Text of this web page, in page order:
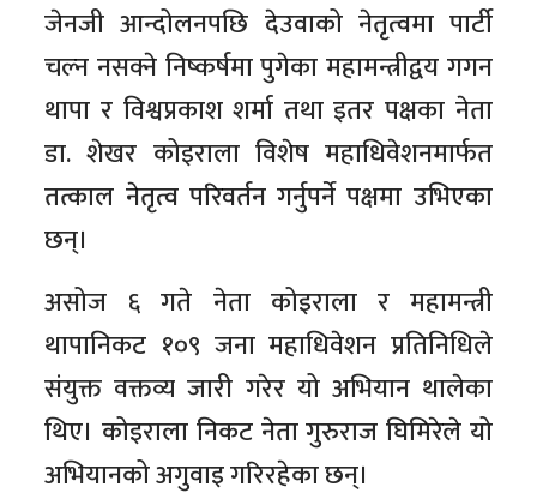
जेनजी आन्दोलनपछि देउवाको नेतृत्वमा पार्टी
चल्न नसक्ने निष्कर्षमा पुगेका महामन्त्रीद्वय गगन
थापा र विश्वप्रकाश शर्मा तथा इतर पक्षका नेता
डा. शेखर कोइराला विशेष महाधिवेशनमार्फत
तत्काल नेतृत्व परिवर्तन गर्नुपर्ने पक्षमा उभिएका
छन्।
असोज ६ गते नेता कोइराला र महामन्त्री
थापानिकट १०९ जना महाधिवेशन प्रतिनिधिले
संयुक्त वक्तव्य जारी गरेर यो अभियान थालेका
थिए। कोइराला निकट नेता गुरुराज घिमिरेले यो
अभियानको अगुवाइ गरिरहेका छन्।